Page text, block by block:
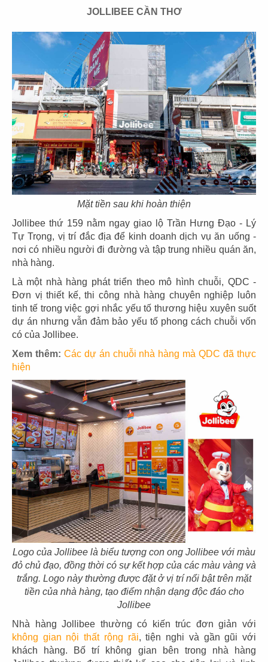
JOLLIBEE CẦN THƠ
Mặt tiền sau khi hoàn thiện
Jollibee thứ 159 nằm ngay giao lộ Trần Hưng Đạo - Lý
Tự Trọng, vị trí đắc địa để kinh doanh dịch vụ ăn uống -
nơi có nhiều người đi đường và tập trung nhiều quán ăn,
nhà hàng.
Là một nhà hàng phát triển theo mô hình chuỗi, QDC -
Đơn vị thiết kế, thi công nhà hàng chuyên nghiệp luôn
tinh tế trong việc gợi nhắc yếu tố thương hiệu xuyên suốt
dự án nhưng vẫn đảm bảo yếu tố phong cách chuỗi vốn
có của Jollibee.
Xem thêm: Các dự án chuỗi nhà hàng mà QDC đã thực
hiện
Logo của Jollibee là biểu tượng con ong Jollibee với màu
đỏ chủ đạo, đồng thời có sự kết hợp của các màu vàng và
trắng. Logo này thường được đặt ở vị trí nổi bật trên mặt
tiền của nhà hàng, tạo điểm nhận dạng độc đáo cho
Jollibee
Nhà hàng Jollibee thường có kiến trúc đơn giản với
không gian nội thất rộng rãi, tiện nghi và gần gũi với
khách hàng. Bố trí không gian bên trong nhà hàng
CN Q.3
SƠN THỦY
CN Phạm Ngọc Thạch
97
HANA VEGETARIAN
CN Bình Tân
98
VÔ ÚY
CN Gò Vấp
99
DIỆU CÁT TƯỜNG
CN Tân Bình
100
GENJI
101
THAI BUCKHEAD
CN Hoa Kỳ
102
CN CH CZECH
103
MUTSUMIAN
CN Lê Thánh Tôn - Q.1
104
HERVÉ DINING
CN Thảo Điền - Q.2
105
CN Mega Mall - Q.9
106
DON CHICKEN
CN Long Khánh